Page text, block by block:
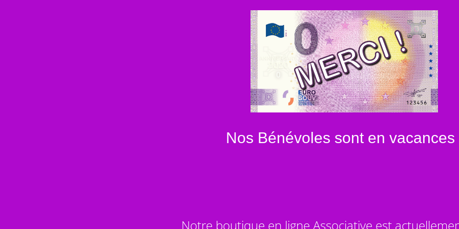
Nos Bénévoles sont en vacances
Notre boutique en ligne Associative est